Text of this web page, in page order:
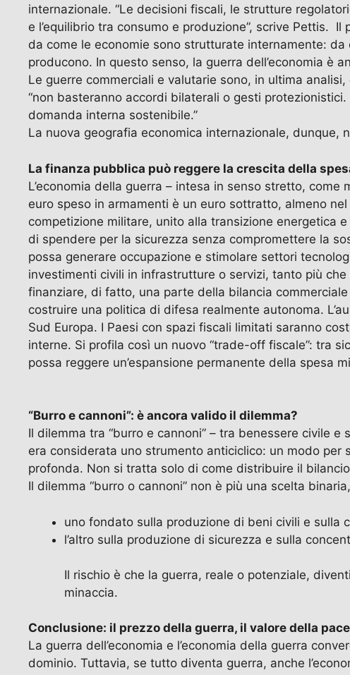
internazionale. “Le decisioni fiscali, le strutture
e l’equilibrio tra consumo e produzione”, scrive Pettis.
da come le economie sono strutturate internamente:
producono. In questo senso, la guerra dell’economia è
Le guerre commerciali e valutarie sono, in ultima
“non basteranno accordi bilaterali o gesti
domanda interna sostenibile.”
La nuova geografia economica internazionale, dunque,
La finanza pubblica può reggere la crescita della
L’economia della guerra – intesa in senso stretto,
euro speso in armamenti è un euro sottratto, almeno
competizione militare, unito alla transizione energetica
di spendere per la sicurezza senza compromettere la
possa generare occupazione e stimolare settori
investimenti civili in infrastrutture o servizi, tanto più
finanziare, di fatto, una parte della bilancia
costruire una politica di difesa realmente autonoma.
Sud Europa. I Paesi con spazi fiscali limitati saranno
interne. Si profila così un nuovo “trade-off fiscale”: tra
possa reggere un’espansione permanente della spesa
“Burro e cannoni”: è ancora valido il dilemma?
Il dilemma tra “burro e cannoni” – tra benessere civile
era considerata uno strumento anticiclico: un modo
profonda. Non si tratta solo di come distribuire il
Il dilemma “burro o cannoni” non è più una scelta
uno fondato sulla produzione di beni civili e sulla
l’altro sulla produzione di sicurezza e sulla
Il rischio è che la guerra, reale o potenziale,
minaccia.
Conclusione: il prezzo della guerra, il valore della pace
La guerra dell’economia e l’economia della guerra
dominio. Tuttavia, se tutto diventa guerra, anche